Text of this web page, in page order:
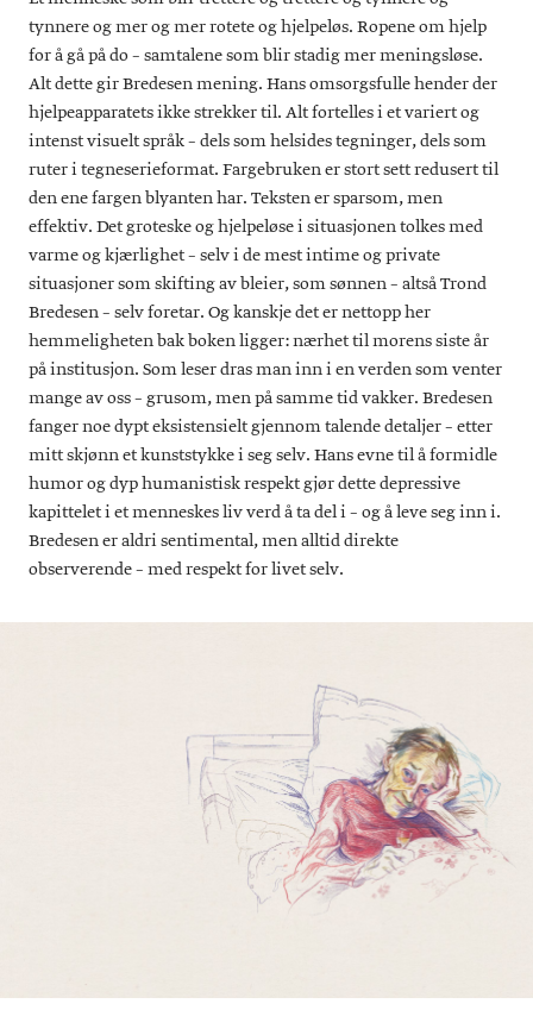
tynnere og mer og mer rotete og hjelpeløs. Ropene om hjelp
for å gå på do – samtalene som blir stadig mer meningsløse.
Alt dette gir Bredesen mening. Hans omsorgsfulle hender der
hjelpeapparatets ikke strekker til. Alt fortelles i et variert og
intenst visuelt språk – dels som helsides tegninger, dels som
ruter i tegneserieformat. Fargebruken er stort sett redusert til
den ene fargen blyanten har. Teksten er sparsom, men
effektiv. Det groteske og hjelpeløse i situasjonen tolkes med
varme og kjærlighet – selv i de mest intime og private
situasjoner som skifting av bleier, som sønnen – altså Trond
Bredesen – selv foretar. Og kanskje det er nettopp her
hemmeligheten bak boken ligger: nærhet til morens siste år
på institusjon. Som leser dras man inn i en verden som venter
mange av oss – grusom, men på samme tid vakker. Bredesen
fanger noe dypt eksistensielt gjennom talende detaljer – etter
mitt skjønn et kunststykke i seg selv. Hans evne til å formidle
humor og dyp humanistisk respekt gjør dette depressive
kapittelet i et menneskes liv verd å ta del i – og å leve seg inn i.
Bredesen er aldri sentimental, men alltid direkte
observerende – med respekt for livet selv.